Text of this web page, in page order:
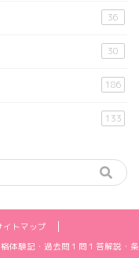
36
30
186
133
イトマップ
験記・過去問１問１答解説・条